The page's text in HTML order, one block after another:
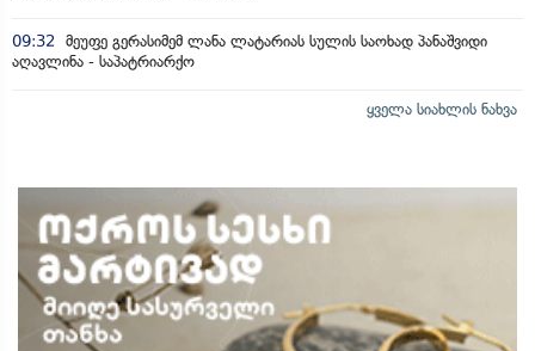
09:32
მეუფე გერასიმემ ლანა ლატარიას სულის საოხად პანაშვიდი
აღავლინა - საპატრიარქო
ყველა სიახლის ნახვა